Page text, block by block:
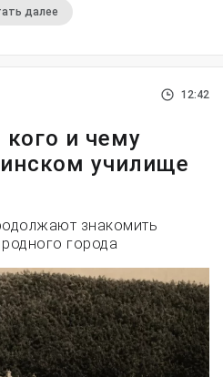
далее
12:42
кого и чему
училище
знакомить
города